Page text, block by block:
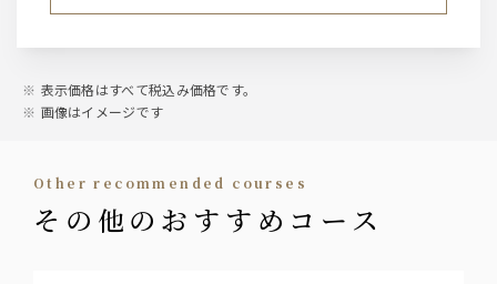
ソフトドリンク
オレンジジュース/グレープフルーツジュース／ペ
【泡２種】ラルス・ブリュット／エソルディオ・
スプマンテ
【赤３種】ヴィッラヴィアンキ ロッソ／ティリ
【白３種】ヴィッラヴィアンキ ビアンコ／ティ
リア シャルドネ／トゥーレーヌ・ソーヴィニョ
ン
表示価格はすべて税込み価格です。
画像はイメージです
other recommended courses
その他のおすすめコース